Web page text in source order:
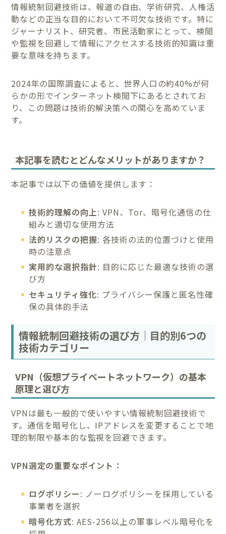
情報統制回避技術は、報道の自由、学術研究、人権活
動などの正当な目的において不可欠な技術です。特に
ジャーナリスト、研究者、市民活動家にとって、検閲
や監視を回避して情報にアクセスする技術的知識は重
要な意味を持ちます。
2024年の国際調査によると、世界人口の約40%が何
らかの形でインターネット検閲下にあるとされてお
り、この問題は技術的解決策への関心を高めていま
す。
本記事を読むとどんなメリットがありますか？
本記事では以下の価値を提供します：
技術的理解の向上: VPN、Tor、暗号化通信の仕
組みと適切な使用方法
法的リスクの把握: 各技術の法的位置づけと使用
時の注意点
実用的な選択指針: 目的に応じた最適な技術の選
び方
セキュリティ強化: プライバシー保護と匿名性確
保の具体的手法
情報統制回避技術の選び方｜目的別6つの
技術カテゴリー
VPN（仮想プライベートネットワーク）の基本
原理と選び方
VPNは最も一般的で使いやすい情報統制回避技術で
す。通信を暗号化し、IPアドレスを変更することで地
理的制限や基本的な監視を回避できます。
VPN選定の重要なポイント：
ログポリシー: ノーログポリシーを採用している
事業者を選択
暗号化方式: AES-256以上の軍事レベル暗号化を